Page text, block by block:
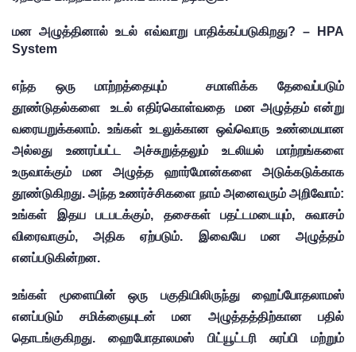
மன அழுத்தினால் உடல் எவ்வாறு பாதிக்கப்படுகிறது? – HPA
System
எந்த ஒரு மாற்றத்தையும்  சமாளிக்க தேவைப்படும்
தூண்டுதல்களை  உடல் எதிர்கொள்வதை  மன அழுத்தம் என்று
வரையறுக்கலாம். உங்கள் உடலுக்கான ஒவ்வொரு உண்மையான
அல்லது உணரப்பட்ட அச்சுறுத்தலும் உடலியல் மாற்றங்களை
உருவாக்கும் மன அழுத்த ஹார்மோன்களை அடுக்கடுக்காக
தூண்டுகிறது. அந்த உணர்ச்சிகளை நாம் அனைவரும் அறிவோம்:
உங்கள் இதய படபடக்கும், தசைகள் பதட்டமடையும், சுவாசம்
விரைவாகும், அதிக ஏற்படும். இவையே மன அழுத்தம்
எனப்படுகின்றன.
உங்கள் மூளையின் ஒரு பகுதியிலிருந்து ஹைப்போதலாமஸ்
எனப்படும் சமிக்ஞையுடன் மன அழுத்தத்திற்கான பதில்
தொடங்குகிறது. ஹைபோதாலமஸ் பிட்யூட்டரி சுரப்பி மற்றும்